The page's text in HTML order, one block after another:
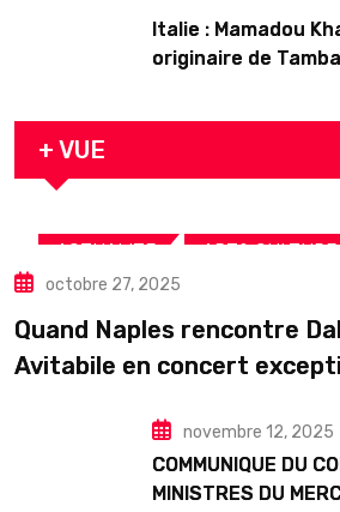
Italie : Mamadou
originaire de
arrestation
+ VUE
ACTUALITE ART& CULTURE
TOURISME
octobre 27, 2025
Quand Naples rencontre
Avitabile en concert
novembre 12, 2025
COMMUNIQUE DU
MINISTRES DU